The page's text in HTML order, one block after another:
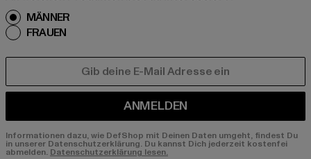
MÄNNER
FRAUEN
ANMELDEN
Informationen dazu, wie DefShop mit Deinen Daten umgeht, findest Du
in unserer Datenschutzerklärung. Du kannst Dich jederzeit kostenfei
abmelden. Datenschutzerklärung lesen.